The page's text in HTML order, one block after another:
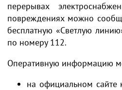
перерывах
повреждениях можно
бесплатную «Светлую
по номеру 112.
Оперативную информацию
на официальном сайте